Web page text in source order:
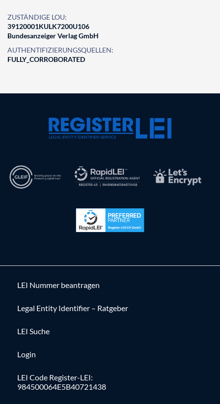
ZUSTÄNDIGE LOU:
39120001KULK7200U106
Bundesanzeiger Verlag GmbH
AUTHENTIFIZIERUNGSQUELLEN:
FULLY_CORROBORATED
LEI Nummer beantragen
Legal Entity Identifier – Ratgeber
LEI Suche
Login
LEI Code Register-LEI:
984500064E5B40721438